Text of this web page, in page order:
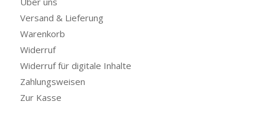
Versand & Lieferung
Warenkorb
Widerruf
Widerruf für digitale Inhalte
Zahlungsweisen
Zur Kasse